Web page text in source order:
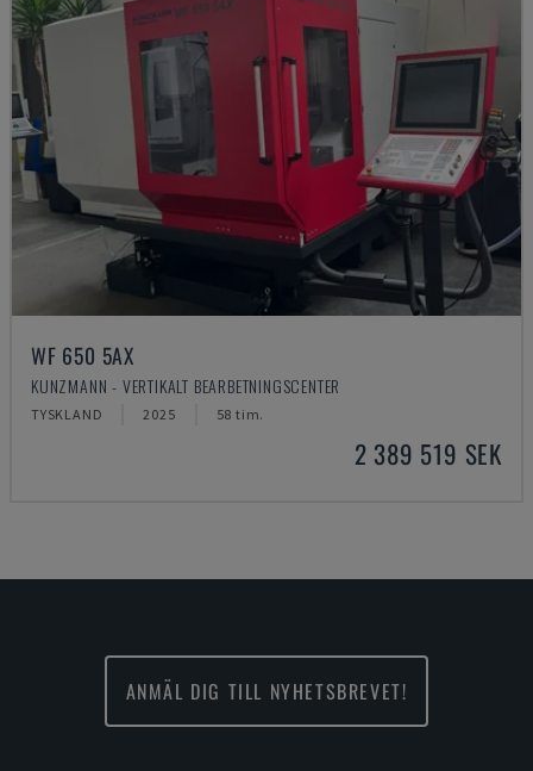
WF 650 5AX
KUNZMANN - VERTIKALT BEARBETNINGSCENTER
TYSKLAND 2025 58 tim.
2 389 519 SEK
ANMÄL DIG TILL NYHETSBREVET!